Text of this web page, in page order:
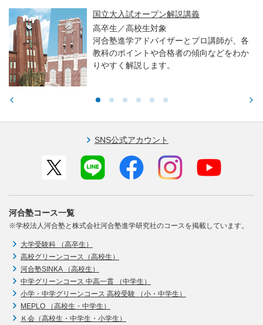
国立大入試オープン解説講義
高卒生／高校生対象
河合塾進学アドバイザーとプロ講師が、各
教科のポイントや合格者の傾向などをわか
りやすく解説します。
SNS公式アカウント
河合塾コース一覧
※学校法人河合塾と株式会社河合塾進学研究社のコースを掲載しています。
大学受験科 （高卒生）
高校グリーンコース（高校生）
河合塾SINKA （高校生）
中学グリーンコース 中高一貫 （中学生）
小学・中学グリーンコース 高校受験 （小・中学生）
MEPLO （高校生・中学生）
Ｋ会（高校生・中学生・小学生）